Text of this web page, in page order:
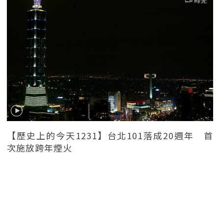
【歷史上的今天1231】台北101落成20週年 首
次施放跨年煙火